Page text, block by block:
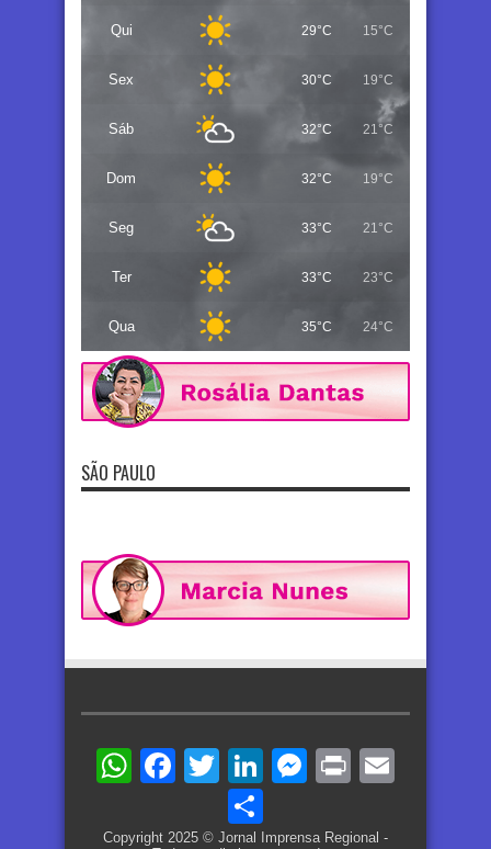
Qui 29°C 15°C
Sex 30°C 19°C
Sáb 32°C 21°C
Dom 32°C 19°C
Seg 33°C 21°C
Ter 33°C 23°C
Qua 35°C 24°C
SÃO PAULO
WhatsApp
Facebook
TwitterLinkedIn
Messenger
Print
Copyright 2025 © Jornal Imprensa Regional -